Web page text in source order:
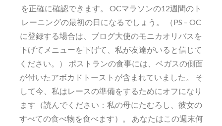
を正確に確認できます。 OCマラソンの12週間のト
レーニングの最初の日になるでしょう。 （PS – OC
に登録する場合は、ブログ大使のモニカオリバスを
下げてメニューを下げて、私が友達がいると信じて
ください。） ポストランの食事には、ベガスの側面
が付いたアボカドトーストが含まれていました。 そ
して今、私はレースの準備をするためにオフになり
ます（読んでください：私の母にたむろし、彼女の
すべての食べ物を食べます）。 あなたはこの週末何